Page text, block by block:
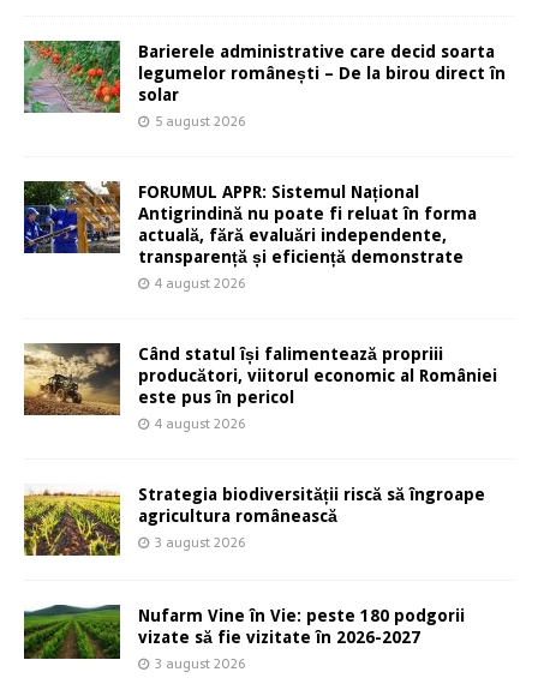
Barierele administrative care decid soarta
legumelor românești – De la birou direct în
solar
5 august 2026
FORUMUL APPR: Sistemul Național
Antigrindină nu poate fi reluat în forma
actuală, fără evaluări independente,
transparență și eficiență demonstrate
4 august 2026
Când statul își falimentează propriii
producători, viitorul economic al României
este pus în pericol
4 august 2026
Strategia biodiversității riscă să îngroape
agricultura românească
3 august 2026
Nufarm Vine în Vie: peste 180 podgorii
vizate să fie vizitate în 2026-2027
3 august 2026